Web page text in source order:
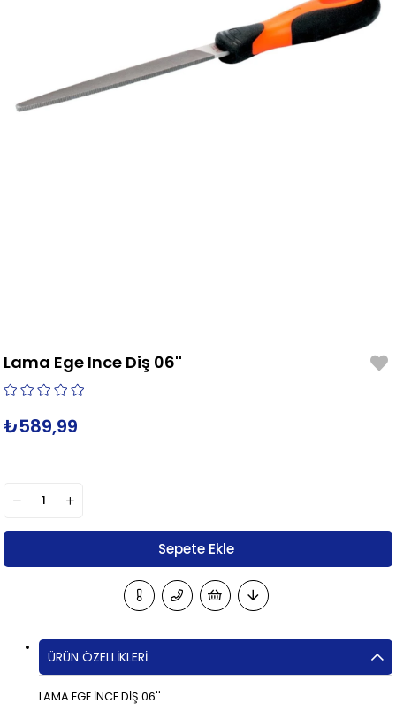
Lama Ege Ince Diş 06''
₺589,99
ÜRÜN ÖZELLIKLERI
LAMA EGE İNCE DİŞ 06''